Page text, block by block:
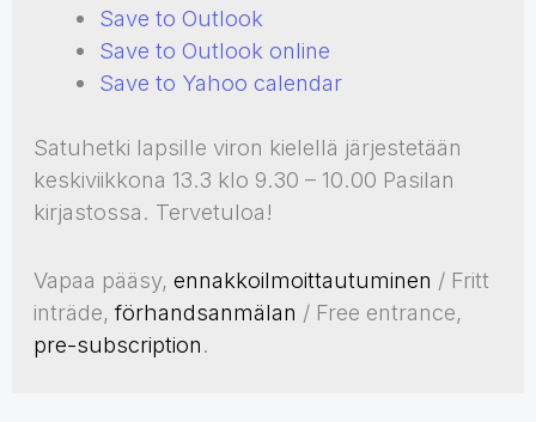
Save to Outlook
Save to Outlook online
Save to Yahoo calendar
Satuhetki lapsille viron kielellä järjestetään
keskiviikkona 13.3 klo 9.30 – 10.00 Pasilan
kirjastossa. Tervetuloa!
Vapaa pääsy,ennakkoilmoittautuminen / Fritt
inträde,förhandsanmälan / Free entrance,
pre-subscription.